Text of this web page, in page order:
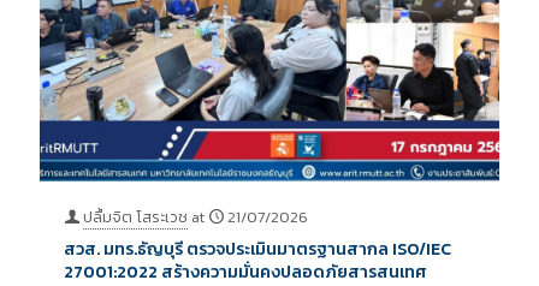
ปลื้มจิต โสระเวช at 21/07/2026
สวส. มทร.ธัญบุรี ตรวจประเมินมาตรฐานสากล ISO/IEC
27001:2022 สร้างความมั่นคงปลอดภัยสารสนเทศ